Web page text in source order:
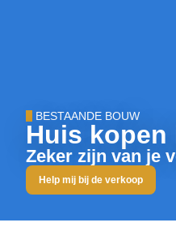
BESTAANDE BOUW
Huis kopen
Zeker zijn van je
Help mij bij de verkoop